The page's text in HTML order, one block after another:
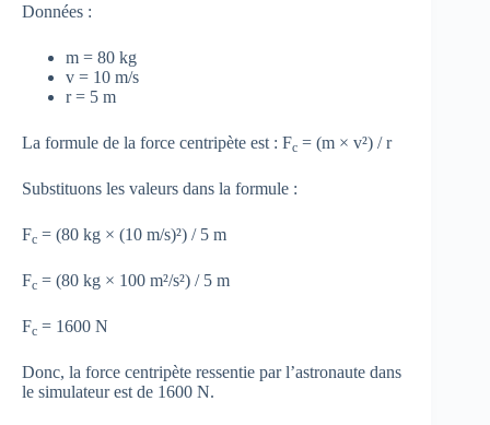
Données :
m = 80 kg
v = 10 m/s
r = 5 m
La formule de la force centripète est : Fc = (m × v²) / r
Substituons les valeurs dans la formule :
Fc = (80 kg × (10 m/s)²) / 5 m
Fc = (80 kg × 100 m²/s²) / 5 m
Fc = 1600 N
Donc, la force centripète ressentie par l’astronaute dans
le simulateur est de 1600 N.